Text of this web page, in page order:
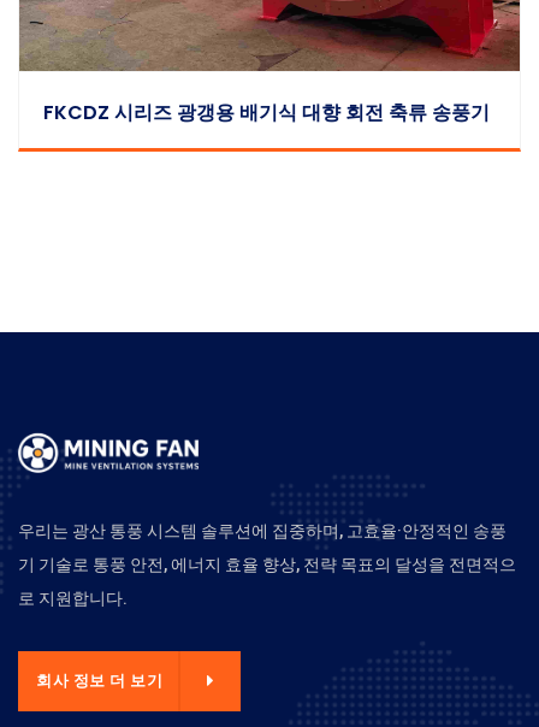
FKCDZ 시리즈 광갱용 배기식 대향 회전 축류 송풍기
우리는 광산 통풍 시스템 솔루션에 집중하며, 고효율·안정적인 송풍
기 기술로 통풍 안전, 에너지 효율 향상, 전략 목표의 달성을 전면적으
로 지원합니다.
회사 정보 더 보기